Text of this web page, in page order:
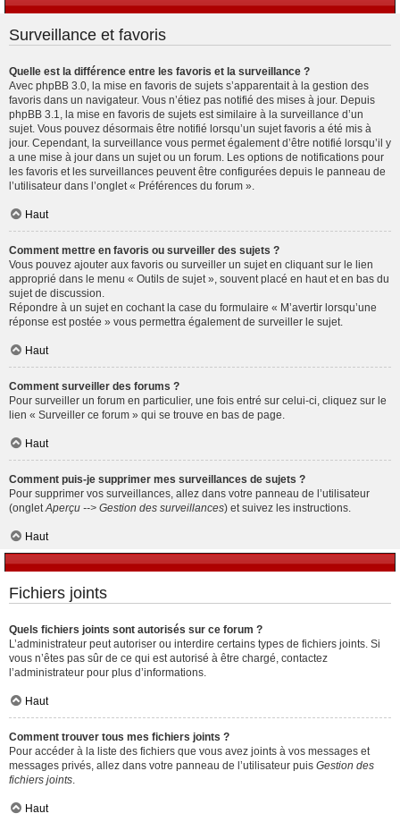
Surveillance et favoris
Quelle est la différence entre les favoris et la surveillance ?
Avec phpBB 3.0, la mise en favoris de sujets s’apparentait à la gestion des
favoris dans un navigateur. Vous n’étiez pas notifié des mises à jour. Depuis
phpBB 3.1, la mise en favoris de sujets est similaire à la surveillance d’un
sujet. Vous pouvez désormais être notifié lorsqu’un sujet favoris a été mis à
jour. Cependant, la surveillance vous permet également d’être notifié lorsqu’il y
a une mise à jour dans un sujet ou un forum. Les options de notifications pour
les favoris et les surveillances peuvent être configurées depuis le panneau de
l’utilisateur dans l’onglet « Préférences du forum ».
Haut
Comment mettre en favoris ou surveiller des sujets ?
Vous pouvez ajouter aux favoris ou surveiller un sujet en cliquant sur le lien
approprié dans le menu « Outils de sujet », souvent placé en haut et en bas du
sujet de discussion.
Répondre à un sujet en cochant la case du formulaire « M’avertir lorsqu’une
réponse est postée » vous permettra également de surveiller le sujet.
Haut
Comment surveiller des forums ?
Pour surveiller un forum en particulier, une fois entré sur celui-ci, cliquez sur le
lien « Surveiller ce forum » qui se trouve en bas de page.
Haut
Comment puis-je supprimer mes surveillances de sujets ?
Pour supprimer vos surveillances, allez dans votre panneau de l’utilisateur
(onglet Aperçu --> Gestion des surveillances) et suivez les instructions.
Haut
Fichiers joints
Quels fichiers joints sont autorisés sur ce forum ?
L’administrateur peut autoriser ou interdire certains types de fichiers joints. Si
vous n’êtes pas sûr de ce qui est autorisé à être chargé, contactez
l’administrateur pour plus d’informations.
Haut
Comment trouver tous mes fichiers joints ?
Pour accéder à la liste des fichiers que vous avez joints à vos messages et
messages privés, allez dans votre panneau de l’utilisateur puis Gestion des
fichiers joints
Haut